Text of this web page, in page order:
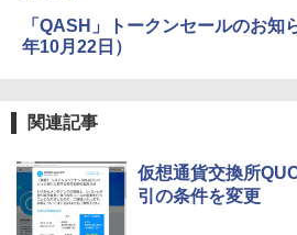
「QASH」トークンセールのお知
年10月22日）
関連記事
仮想通貨交換所
引の条件を変更